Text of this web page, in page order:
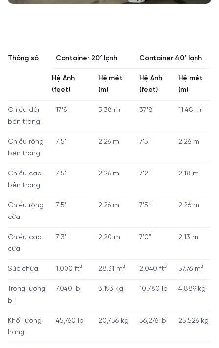
Thông số Container 20′ lạnh Container 40′ lạnh
Hệ Anh
(feet)
Hệ mét
(m)
Hệ Anh
(feet)
Hệ mét
(m)
Chiều dài
bên trong
17'8" 5.38 m 37'8" 11.48 m
Chiều rộng
bên trong
7'5" 2.26 m 7'5" 2.26 m
Chiều cao
bên trong
7'5" 2.26 m 7'2" 2.18 m
Chiều rộng
cửa
7'5" 2.26 m 7'5" 2.26 m
Chiều cao
cửa
7'3" 2.20 m 7'0" 2.13 m
Sức chứa 1,000 ft³ 28.31 m³ 2,040 ft³ 57.76 m³
Trọng lượng
bì
7,040 lb 3,193 kg 10,780 lb 4,889 kg
Khối lượng
hàng
45,760 lb 20,756 kg 56,276 lb 25,526 kg